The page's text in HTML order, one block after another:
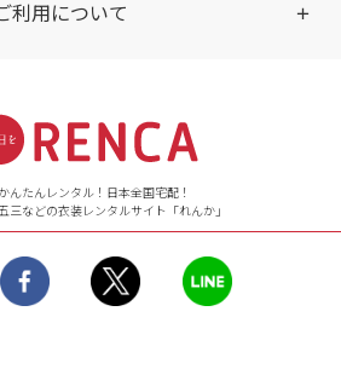
利用について
）】
、臨
ただ
んたんレンタル！日本全国宅配！
三などの衣装レンタルサイト「れんか」